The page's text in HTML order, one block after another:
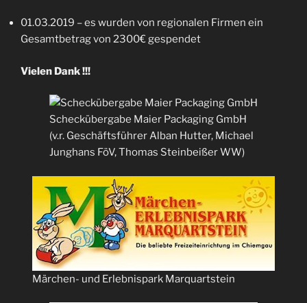
01.03.2019 – es wurden von regionalen Firmen ein
Gesamtbetrag von 2300€ gespendet
Vielen Dank !!!
Scheckübergabe Maier Packaging GmbH
(v.r. Geschäftsführer Alban Hutter, Michael
Junghans FöV, Thomas Steinbeißer WW)
Märchen- und Erlebnispark Marquartstein